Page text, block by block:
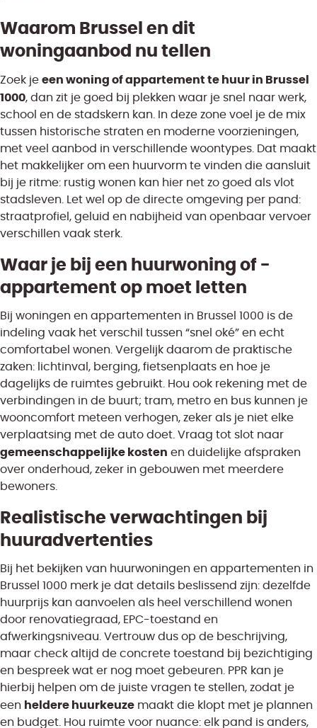
Waarom Brussel en dit
woningaanbod nu tellen
Zoek je een woning of appartement te huur in Brussel
1000, dan zit je goed bij plekken waar je snel naar werk,
school en de stadskern kan. In deze zone voel je de mix
tussen historische straten en moderne voorzieningen,
met veel aanbod in verschillende woontypes. Dat maakt
het makkelijker om een huurvorm te vinden die aansluit
bij je ritme: rustig wonen kan hier net zo goed als vlot
stadsleven. Let wel op de directe omgeving per pand:
straatprofiel, geluid en nabijheid van openbaar vervoer
verschillen vaak sterk.
Waar je bij een huurwoning of -
appartement op moet letten
Bij woningen en appartementen in Brussel 1000 is de
indeling vaak het verschil tussen “snel oké” en echt
comfortabel wonen. Vergelijk daarom de praktische
zaken: lichtinval, berging, fietsenplaats en hoe je
dagelijks de ruimtes gebruikt. Hou ook rekening met de
verbindingen in de buurt; tram, metro en bus kunnen je
wooncomfort meteen verhogen, zeker als je niet elke
verplaatsing met de auto doet. Vraag tot slot naar
gemeenschappelijke kosten en duidelijke afspraken
over onderhoud, zeker in gebouwen met meerdere
bewoners.
Realistische verwachtingen bij
huuradvertenties
Bij het bekijken van huurwoningen en appartementen in
Brussel 1000 merk je dat details beslissend zijn: dezelfde
huurprijs kan aanvoelen als heel verschillend wonen
door renovatiegraad, EPC-toestand en
afwerkingsniveau. Vertrouw dus op de beschrijving,
maar check altijd de concrete toestand bij bezichtiging
en bespreek wat er nog moet gebeuren. PPR kan je
hierbij helpen om de juiste vragen te stellen, zodat je
een heldere huurkeuze maakt die klopt met je plannen
en budget. Hou ruimte voor nuance: elk pand is anders,